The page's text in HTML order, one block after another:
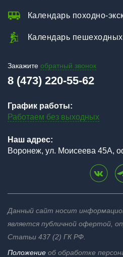
Календарь походно-
Календарь
Закажите обратный звонок
8 (473) 220-55-62
График работы:
Работаем без выходных
Наш адрес:
Воронеж, ул. Моисеева 45А,
Данный сайт носит
является публичной офертой,
Статьи 437 (2) ГК РФ.
Положение об обработке